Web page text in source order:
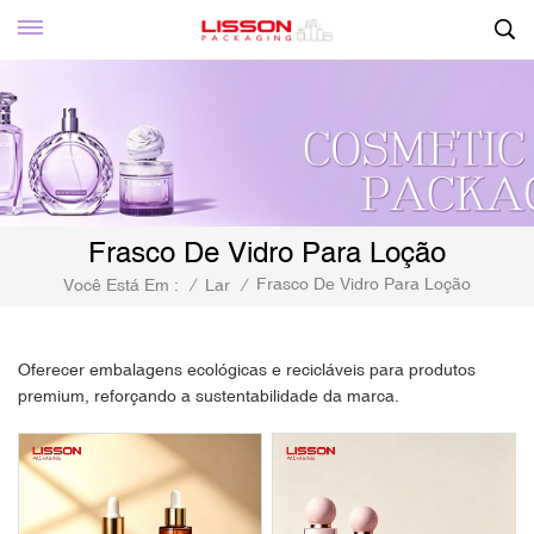
Frasco De Vidro Para Loção
Você Está Em : / Lar / Frasco De Vidro Para Loção
Oferecer embalagens ecológicas e recicláveis ​​para produtos
premium, reforçando a sustentabilidade da marca.